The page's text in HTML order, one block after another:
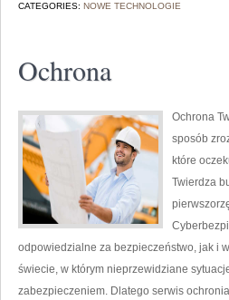
CATEGORIES: NOWE TECHNOLOGIE
Ochrona
Ochrona
sposób
które
Twierdza
odpowiedzialne za bezpieczeństwo, jak i
świecie, w którym nieprzewidziane
zabezpieczeniem. Dlatego serwis